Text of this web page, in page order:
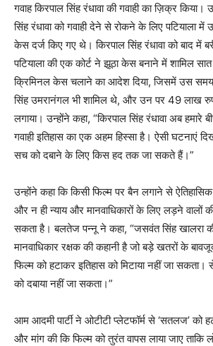
गवाह किरपाल सिंह रंधावा की गवाही का ज़िक्र किया।
सिंह रंधावा को गवाही देने से रोकने के लिए पटियाला
केस दर्ज किए गए थे। किरपाल सिंह रंधावा को बाद में
पटियाला की एक कोर्ट ने झूठा केस बनाने में शामिल
क्रिमिनल केस चलाने का आदेश दिया, जिसमें उस
सिंह उमरानंगल भी शामिल थे, और उन पर 49 लाख
लगाया। उन्होंने कहा, “किरपाल सिंह रंधावा अब हमारे
गवाही इतिहास का एक अहम हिस्सा है। ऐसी घटनाएं
सच को दबाने के लिए किस हद तक जा सकते हैं।”
उन्होंने कहा कि किसी फिल्म पर बैन लगाने से
और न ही न्याय और मानवाधिकारों के लिए लड़ने वालों की
सकता है। बलतेज पन्नू ने कहा, “जसवंत सिंह खालरा
मानवाधिकार रक्षक की कहानी है जो बड़े खतरों के
फिल्म को हटाकर इतिहास को मिटाया नहीं जा
को दबाया नहीं जा सकता।”
आम आदमी पार्टी ने ओटीटी प्लेटफॉर्म से ‘सतलज’ को
और मांग की कि फिल्म को तुरंत वापस लाया जाए ताकि